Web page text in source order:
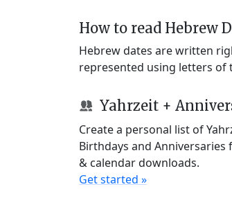
How to read Hebrew
Hebrew dates are written
represented using letters of
Yahrzeit +
Create a personal list of
Birthdays and Anniversaries
& calendar downloads.
Get started »